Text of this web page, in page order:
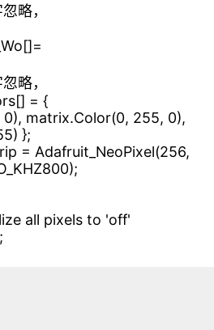
略，
略，
= {
matrix.Color(0, 255, 0),
};
= Adafruit_NeoPixel(256,
all pixels to 'off'